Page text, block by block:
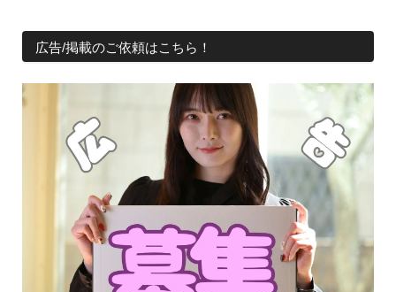
広告/掲載のご依頼はこちら！